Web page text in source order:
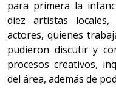
para primera la
diez artistas locales,
actores, quienes
pudieron discutir y
procesos creativos,
del área, además de